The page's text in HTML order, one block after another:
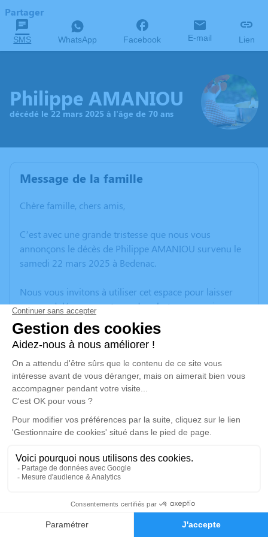
Faire-part Hommages
Partager
SMS WhatsApp Facebook E-mail Lien
Philippe AMANIOU
décédé le 22 mars 2025 à l'âge de 70 ans
Message de la famille
Chère famille, chers amis,
C’est avec une grande tristesse que nous vous
annonçons le décès de Philippe AMANIOU survenu le
samedi 22 mars 2025 à Bedenac.
Nous vous invitons à utiliser cet espace pour laisser
vos condoléances, partager des photos souvenirs, une
anecdote ou exprimer vos pensées à travers des
poèmes ou des textes. Cet endroit est un lieu
d'expression dédié à honorer la mémoire de Philippe
AMANIOU.
Cérémonie civile
Cimetière de Bedenac
Avenue Anne d'Autriche
Je rends hommage